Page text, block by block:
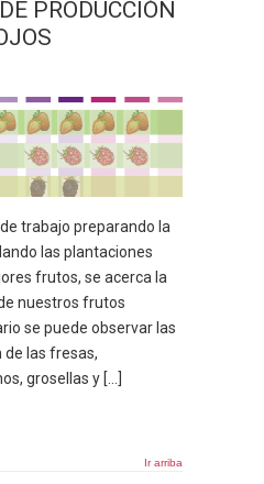
PRODUCCIÓN
trabajo preparando la
las plantaciones
frutos, se acerca la
nuestros frutos
se puede observar las
las fresas,
grosellas y […]
Ir arriba